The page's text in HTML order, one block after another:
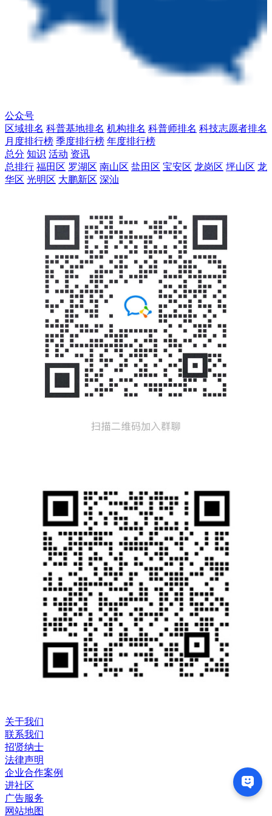
公众号
区域排名 科普基地排名 机构排名 科普师排名 科技志愿者排名
月度排行榜 季度排行榜 年度排行榜
总分 知识 活动 资讯
总排行 福田区 罗湖区 南山区 盐田区 宝安区 龙岗区 坪山区 龙
华区 光明区 大鹏新区 深汕
关于我们
联系我们
招贤纳士
法律声明
企业合作案例
进社区
广告服务
网站地图